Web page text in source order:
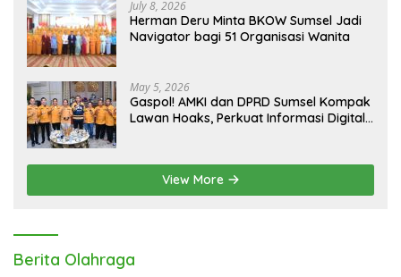
July 8, 2026
Herman Deru Minta BKOW Sumsel Jadi
Navigator bagi 51 Organisasi Wanita
May 5, 2026
Gaspol! AMKI dan DPRD Sumsel Kompak
Lawan Hoaks, Perkuat Informasi Digital
View More
Berita Olahraga